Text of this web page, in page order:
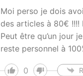
Moi perso je dois
des articles à 80€ !!!!
Peut être qu’un jour
reste personnel à
0